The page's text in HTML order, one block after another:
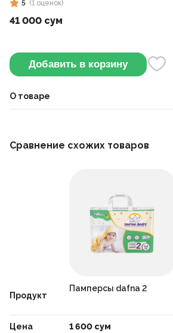
5 (1 оценок)
41 000 сум
Добавить в корзину
О товаре
Сравнение схожих товаров
Продукт
Цена
Памперсы dafna 2
1 600 сум